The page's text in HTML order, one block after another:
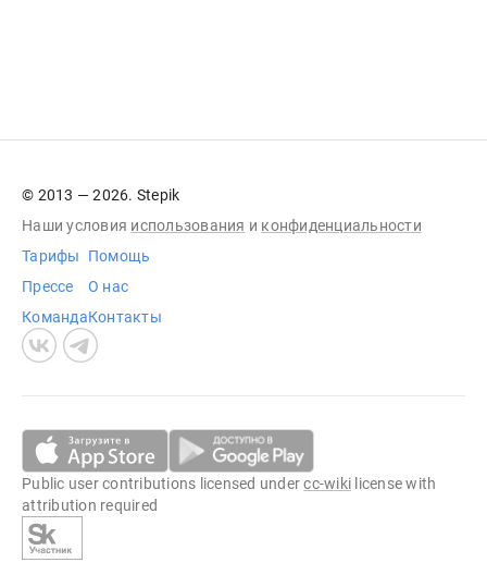
© 2013 — 2026. Stepik
Наши условия использования и конфиденциальности
Тарифы
Прессе
Команда
Помощь
О нас
Контакты
Public user contributions licensed undercc-wiki license with
attribution required